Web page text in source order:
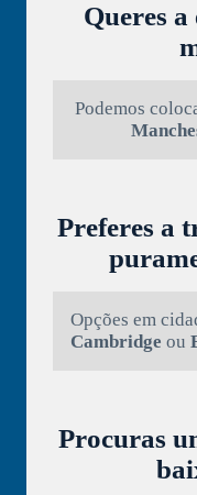
Queres
Podemos
Preferes a
Opções em
Cambridge ou
Procuras